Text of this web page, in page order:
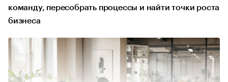
команду, пересобрать процессы и найти точки роста
бизнеса